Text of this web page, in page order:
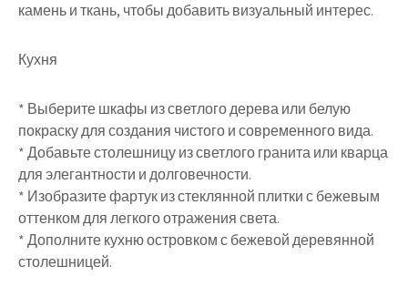
камень и ткань, чтобы добавить визуальный интерес.
Кухня
* Выберите шкафы из светлого дерева или белую
покраску для создания чистого и современного вида.
* Добавьте столешницу из светлого гранита или кварца
для элегантности и долговечности.
* Изобразите фартук из стеклянной плитки с бежевым
оттенком для легкого отражения света.
* Дополните кухню островком с бежевой деревянной
столешницей.